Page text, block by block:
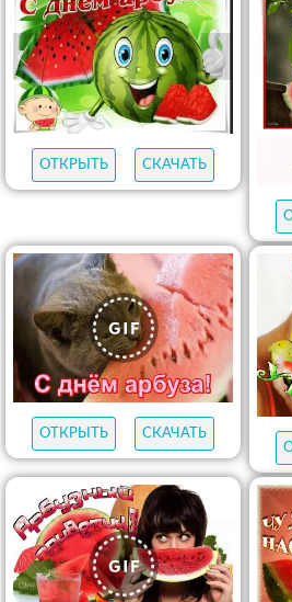
ОТКРЫТЬ СКАЧАТЬ
ОТКРЫТЬ
СКАЧАТЬ